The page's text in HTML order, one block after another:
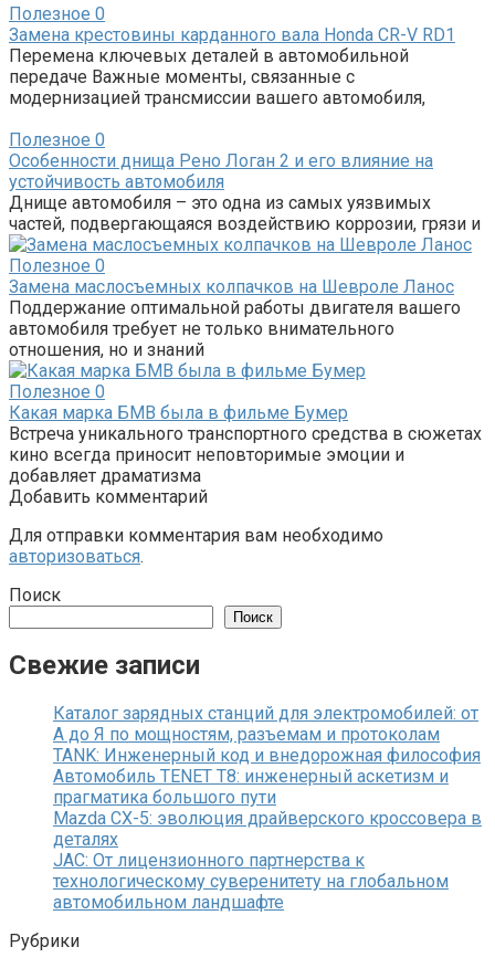
Полезное 0
Замена крестовины карданного вала Honda CR-V RD1
Перемена ключевых деталей в автомобильной
передаче Важные моменты, связанные с
модернизацией трансмиссии вашего автомобиля,
Полезное 0
Особенности днища Рено Логан 2 и его влияние на
устойчивость автомобиля
Днище автомобиля – это одна из самых уязвимых
частей, подвергающаяся воздействию коррозии, грязи и
Полезное 0
Замена маслосъемных колпачков на Шевроле Ланос
Поддержание оптимальной работы двигателя вашего
автомобиля требует не только внимательного
отношения, но и знаний
Полезное 0
Какая марка БМВ была в фильме Бумер
Встреча уникального транспортного средства в сюжетах
кино всегда приносит неповторимые эмоции и
добавляет драматизма
Добавить комментарий
Для отправки комментария вам необходимо
авторизоваться.
Поиск
Поиск
Свежие записи
Каталог зарядных станций для электромобилей: от
А до Я по мощностям, разъемам и протоколам
TANK: Инженерный код и внедорожная философия
Автомобиль TENET T8: инженерный аскетизм и
прагматика большого пути
Mazda CX-5: эволюция драйверского кроссовера в
деталях
JAC: От лицензионного партнерства к
технологическому суверенитету на глобальном
автомобильном ландшафте
Рубрики